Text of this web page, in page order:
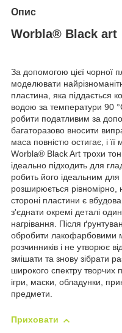
Опис
Worbla® Black art
За допомогою цієї чорної
моделювати
пластина, яка піддається
водою за температури 90
робити податливим за
багаторазово вносити
маса повністю остигає, і
Worbla® Black Art трохи
ідеально підходить для
робить його ідеальним для
розширюється рівномірно,
стороні пластини є
з'єднати окремі деталі
нагрівання. Після
обробити лакофарбовими
розчинників і не утворює
змішати та знову зібрати
широкого спектру творчих
ігри, маски, обладунки,
предмети.
Приховати